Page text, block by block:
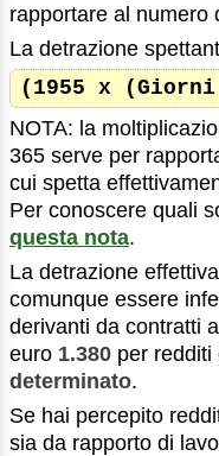
rapportare al numero
La detrazione
(1955 x
NOTA: la
365 serve per
cui spetta
Per conoscere quali
questa nota.
La detrazione
comunque essere
derivanti da contratti a
euro 1.380 per redditi
determinato.
Se hai percepito
sia da rapporto di